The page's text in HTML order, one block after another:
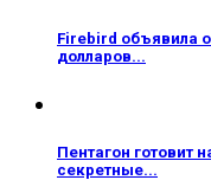
Firebird объявила
долларов...
Пентагон готовит
секретные...